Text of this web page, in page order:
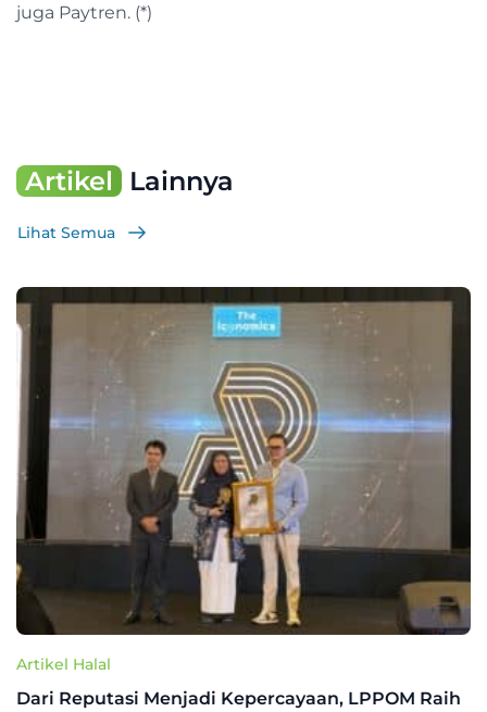
juga Paytren. (*)
Artikel Lainnya
Lihat Semua
Artikel Halal
Dari Reputasi Menjadi Kepercayaan, LPPOM Raih